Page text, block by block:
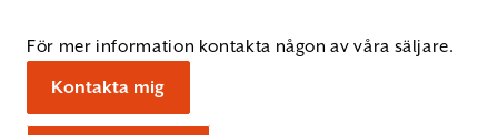
För mer information kontakta någon av våra säljare.
Kontakta mig